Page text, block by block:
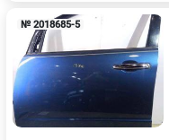
№ 2018685-5